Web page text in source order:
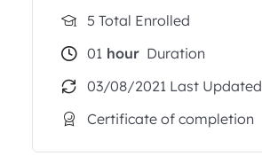
5 Total Enrolled
01 hour Duration
03/08/2021 Last Updated
Certificate of completion